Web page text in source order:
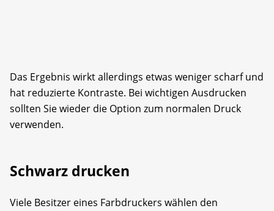
Das Ergebnis wirkt allerdings etwas weniger scharf und
hat reduzierte Kontraste. Bei wichtigen Ausdrucken
sollten Sie wieder die Option zum normalen Druck
verwenden.
Schwarz drucken
Viele Besitzer eines Farbdruckers wählen den